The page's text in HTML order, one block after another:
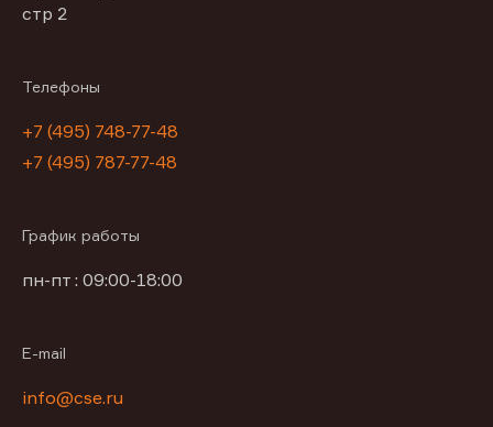
стр 2
Телефоны
+7 (495) 748-77-48
+7 (495) 787-77-48
График работы
пн-пт : 09:00-18:00
E-mail
info@cse.ru